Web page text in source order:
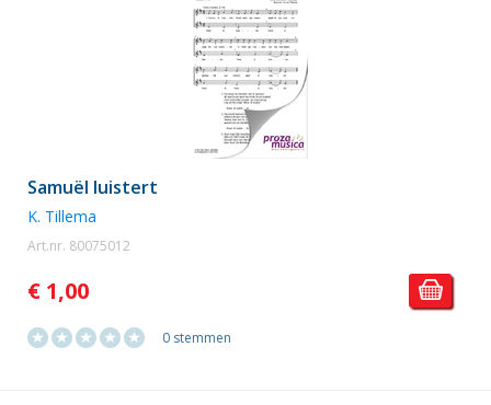
Samuël luistert
K. Tillema
Art.nr. 80075012
€ 1,00
0 stemmen